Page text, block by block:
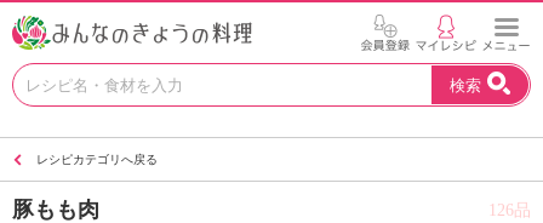
お
い
検索
レシピカテゴリへ戻る
豚もも肉 126品